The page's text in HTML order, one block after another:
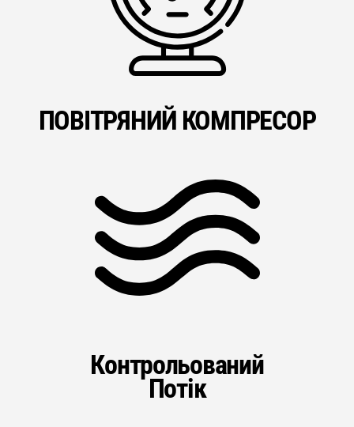
ПОВІТРЯНИЙ КОМПРЕСОР
Контрольований
Потік